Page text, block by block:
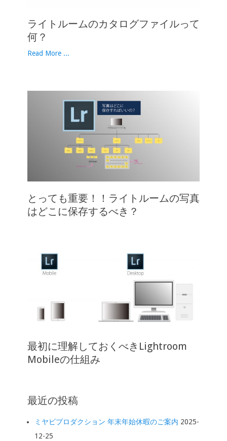
ライトルームのカタログファイルって
何？
Read More ...
とっても重要！！ライトルームの写真
はどこに保存するべき？
最初に理解しておくべきLightroom
Mobileの仕組み
最近の投稿
ミヤビプロダクション 年末年始休暇のご案内 2025-
12-25